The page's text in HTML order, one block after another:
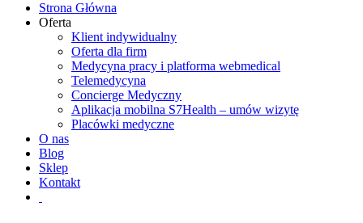
Strona Główna
Oferta
Klient indywidualny
Oferta dla firm
Medycyna pracy i platforma webmedical
Telemedycyna
Concierge Medyczny
Aplikacja mobilna S7Health – umów wizytę
Placówki medyczne
O nas
Blog
Sklep
Kontakt